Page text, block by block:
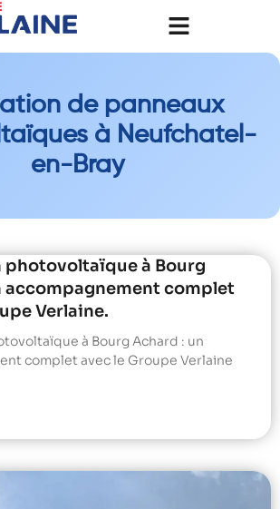
de panneaux
à Neufchatel-
en-Bray
à Bourg
accompagnement complet
Verlaine.
à Bourg Achard : un
complet avec le Groupe Verlaine